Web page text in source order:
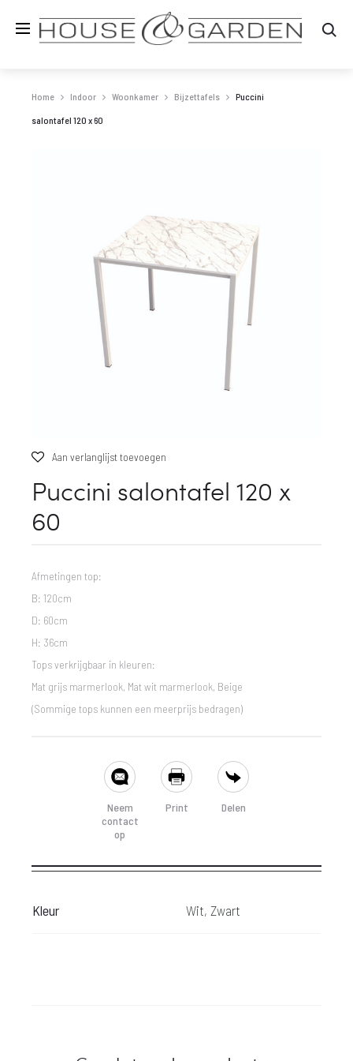
Home Indoor Woonkamer Bijzettafels Puccini
salontafel 120 x 60
Aan verlanglijst toevoegen
Puccini salontafel 120 x
60
Afmetingen top:
B: 120cm
D: 60cm
H: 36cm
Tops verkrijgbaar in kleuren:
Mat grijs marmerlook, Mat wit marmerlook, Beige
(Sommige tops kunnen een meerprijs bedragen)
Neem
contact
op
Print Delen
Kleur Wit, Zwart